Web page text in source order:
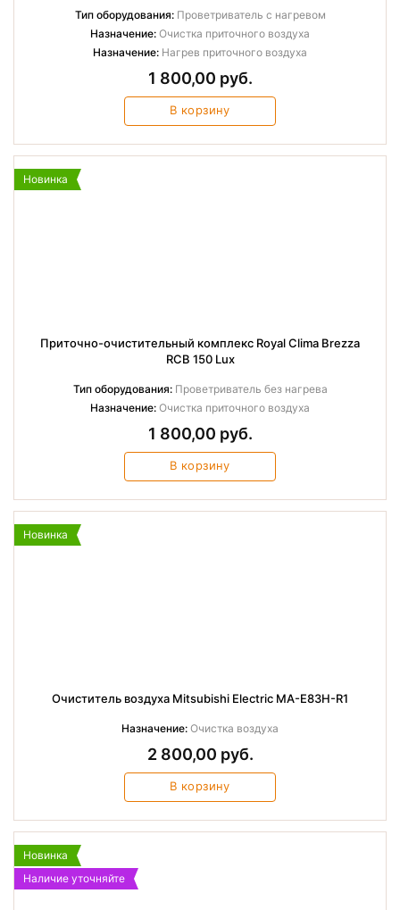
Тип оборудования:Проветриватель с нагревом
Назначение: Очистка приточного воздуха
Назначение: Нагрев приточного воздуха
1 800,00 руб.
В корзину
Новинка
Приточно-очистительный комплекс Royal Clima Brezza
RCB 150 Lux
Тип оборудования:Проветриватель без нагрева
Назначение: Очистка приточного воздуха
1 800,00 руб.
В корзину
Новинка
Очиститель воздуха Mitsubishi Electric MA-E83H-R1
Назначение: Очистка воздуха
2 800,00 руб.
В корзину
Новинка
Наличие уточняйте